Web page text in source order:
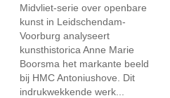
Midvliet-serie over openbare
kunst in Leidschendam-
Voorburg analyseert
kunsthistorica Anne Marie
Boorsma het markante beeld
bij HMC Antoniushove. Dit
indrukwekkende werk...